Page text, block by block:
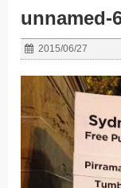
unnamed-
2015/06/27